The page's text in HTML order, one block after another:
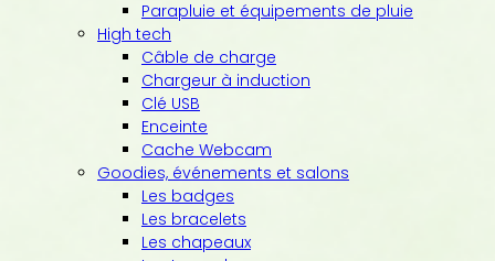
Parapluie et équipements de pluie
High tech
Câble de charge
Chargeur à induction
Clé USB
Enceinte
Cache Webcam
Goodies, événements et salons
Les badges
Les bracelets
Les chapeaux